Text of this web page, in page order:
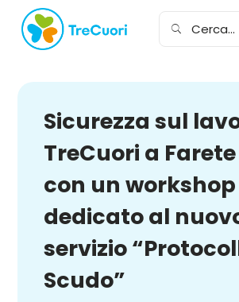
Sicurezza sul
TreCuori a
con un workshop
dedicato al
servizio
Scudo”